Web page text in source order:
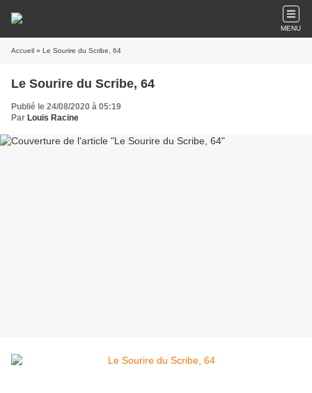
MENU
Accueil » Le Sourire du Scribe, 64
Le Sourire du Scribe, 64
Publié le 24/08/2020 à 05:19
Par Louis Racine